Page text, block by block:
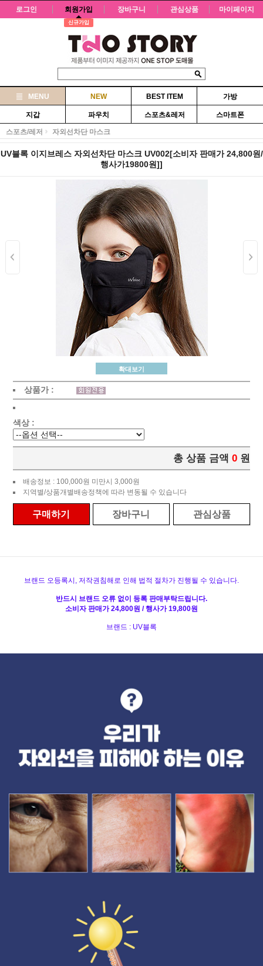
로그인 회원가입
신규가입
장바구니 관심상품 마이페이지
MENU NEW BEST ITEM 가방
지갑 파우치 스포츠&레저 스마트폰
스포츠/레저 자외선차단 마스크
UV블록 이지브레스 자외선차단 마스크 UV002[소비자 판매가 24,800원/
행사가19800원]]
확대보기
상품가 :
색상 :
총 상품 금액 0 원
배송정보 : 100,000원 미만시 3,000원
지역별/상품개별배송정책에 따라 변동될 수 있습니다
구매하기 장바구니 관심상품
브랜드 오등록시, 저작권침해로 인해 법적 절차가 진행될 수 있습니다.
반드시 브랜드 오류 없이 등록 판매부탁드립니다.
소비자 판매가 24,800원 / 행사가 19,800원
브랜드 : UV블록